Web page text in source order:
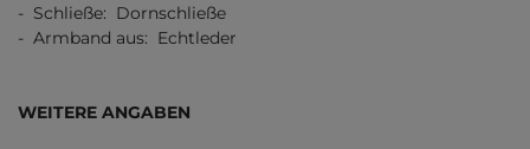
- Schließe: Dornschließe
- Armband aus: Echtleder
WEITERE ANGABEN